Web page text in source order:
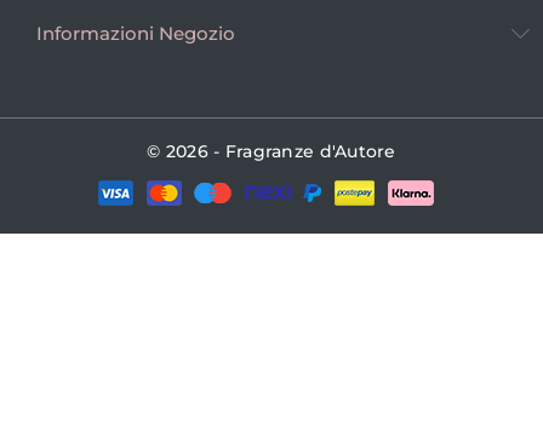
Informazioni Negozio
© 2026 - Fragranze d'Autore